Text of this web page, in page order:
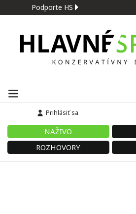
Podporte HS
Prihlásiť sa
NAŽIVO
ROZHOVORY